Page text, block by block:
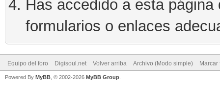
Has accedido a esta
formularios o enlaces
Equipo del foro Digisoul.net Volver arriba Archivo (Modo simple)
Powered By MyBB , © 2002-2026 MyBB Group